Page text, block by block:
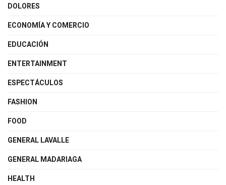
DOLORES
ECONOMÍA Y COMERCIO
EDUCACIÓN
ENTERTAINMENT
ESPECTÁCULOS
FASHION
FOOD
GENERAL LAVALLE
GENERAL MADARIAGA
HEALTH